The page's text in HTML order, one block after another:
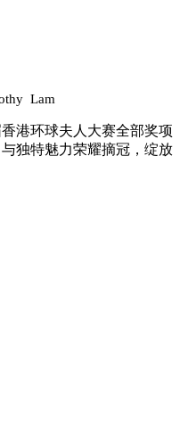
Lam
港环球夫人大赛全部奖项
独特魅力荣耀摘冠，绽放